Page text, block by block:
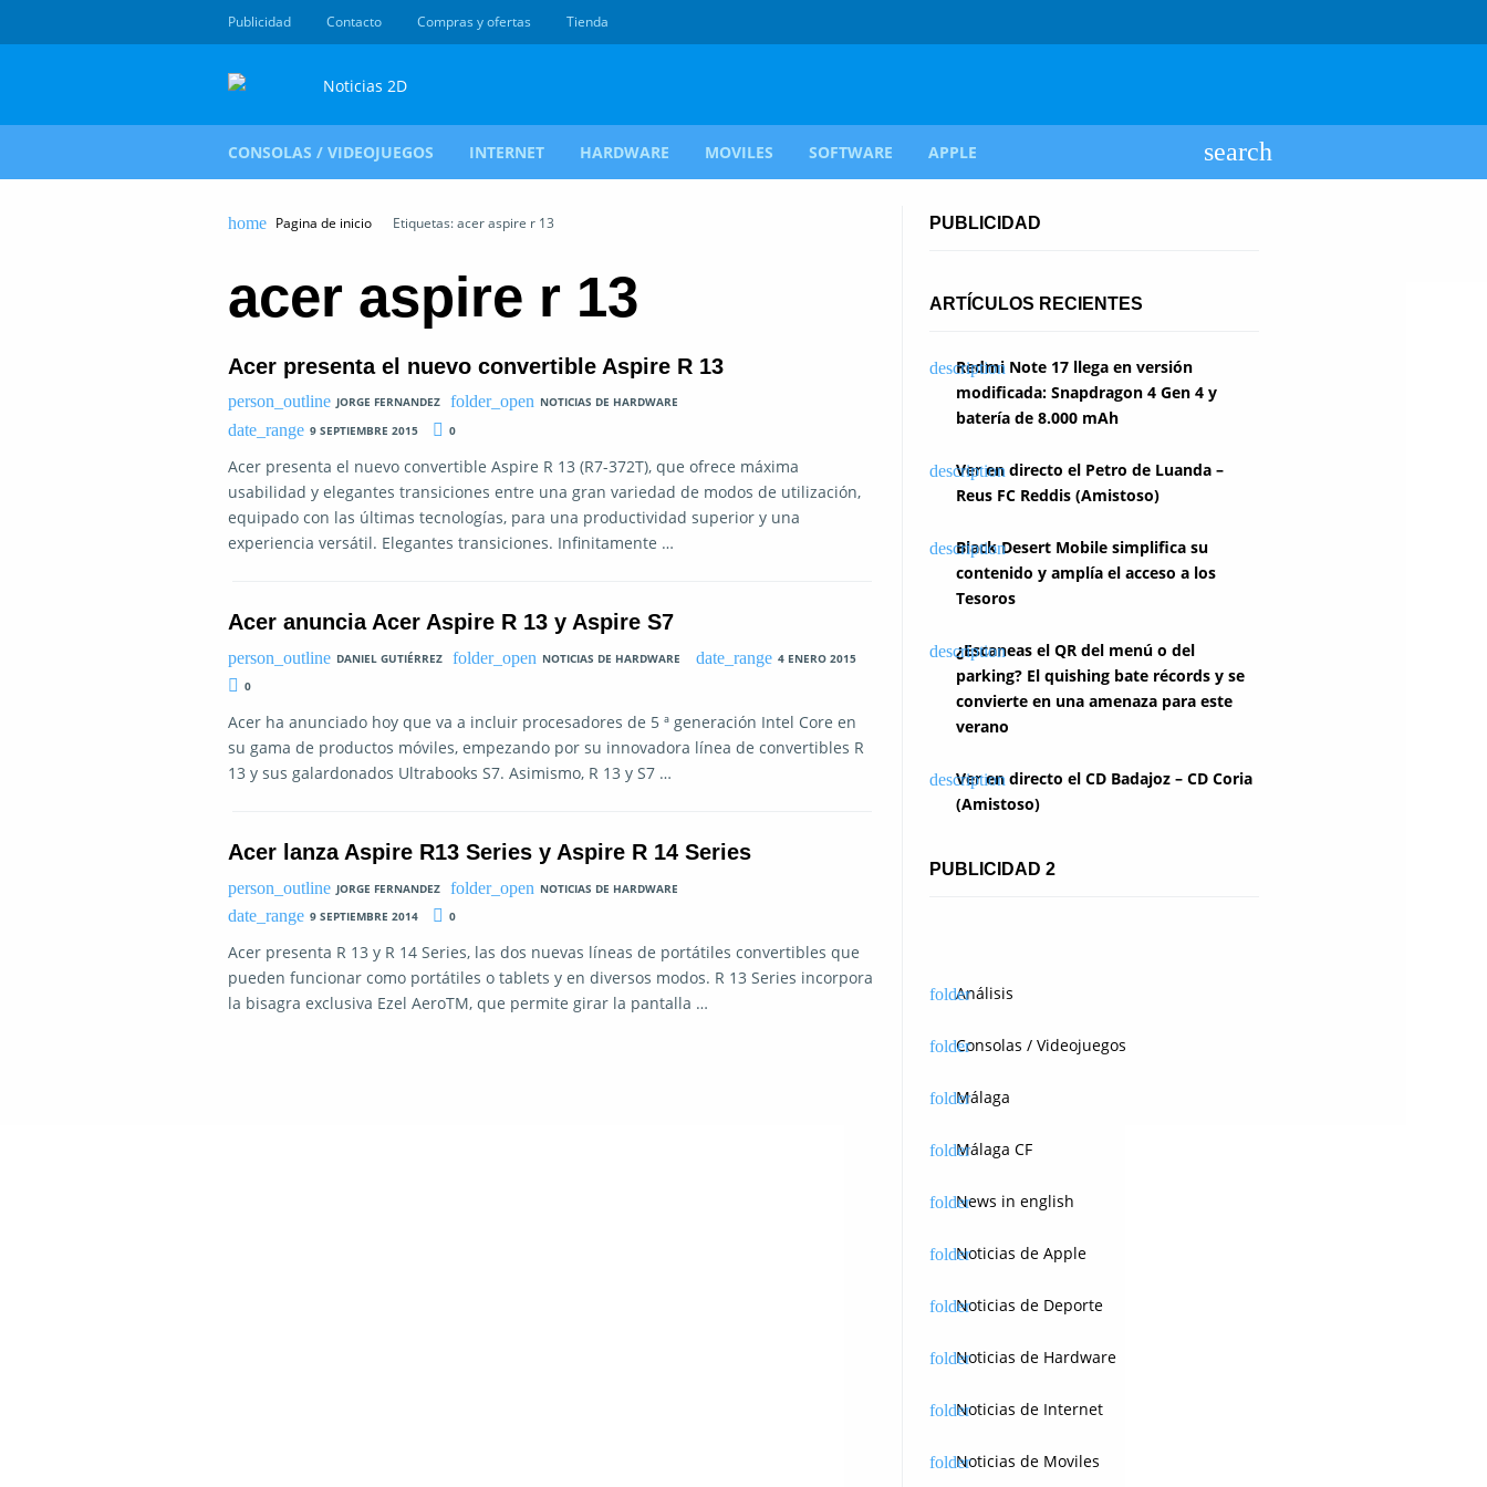
Publicidad Contacto Compras y ofertas Tienda
CONSOLAS / VIDEOJUEGOS INTERNET HARDWARE MOVILES SOFTWARE APPLE
Pagina de inicio Etiquetas: acer aspire r 13
acer aspire r 13
Acer presenta el nuevo convertible Aspire R 13
JORGE FERNANDEZ
NOTICIAS DE HARDWARE
9 SEPTIEMBRE 2015
0
Acer presenta el nuevo convertible Aspire R 13 (R7-372T), que ofrece máxima
usabilidad y elegantes transiciones entre una gran variedad de modos de utilización,
equipado con las últimas tecnologías, para una productividad superior y una
experiencia versátil. Elegantes transiciones. Infinitamente …
Acer anuncia Acer Aspire R 13 y Aspire S7
DANIEL GUTIÉRREZ NOTICIAS DE HARDWARE
4 ENERO 2015
0
Acer ha anunciado hoy que va a incluir procesadores de 5 ª generación Intel Core en
su gama de productos móviles, empezando por su innovadora línea de convertibles R
13 y sus galardonados Ultrabooks S7. Asimismo, R 13 y S7 …
Acer lanza Aspire R13 Series y Aspire R 14 Series
JORGE FERNANDEZ
NOTICIAS DE HARDWARE
9 SEPTIEMBRE 2014
0
Acer presenta R 13 y R 14 Series, las dos nuevas líneas de portátiles convertibles que
pueden funcionar como portátiles o tablets y en diversos modos. R 13 Series incorpora
la bisagra exclusiva Ezel AeroTM, que permite girar la pantalla …
PUBLICIDAD
ARTÍCULOS RECIENTES
Redmi Note 17 llega en versión
modificada: Snapdragon 4 Gen 4 y
batería de 8.000 mAh
Ver en directo el Petro de Luanda –
Reus FC Reddis (Amistoso)
Black Desert Mobile simplifica su
contenido y amplía el acceso a los
Tesoros
¿Escaneas el QR del menú o del
parking? El quishing bate récords y se
convierte en una amenaza para este
verano
Ver en directo el CD Badajoz – CD Coria
(Amistoso)
PUBLICIDAD 2
Análisis
Consolas / Videojuegos
Málaga
Málaga CF
News in english
Noticias de Apple
Noticias de Deporte
Noticias de Hardware
Noticias de Internet
Noticias de Moviles